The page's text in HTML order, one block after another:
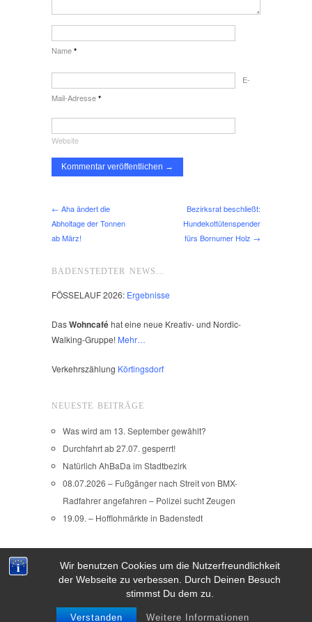
Wir benutzen Cookies um die Nutzerfreundlichkeit
der Webseite zu verbessen. Durch Deinen Besuch
stimmst Du dem zu.
Verstanden Weitere Informationen
Name *
E-
Mail-Adresse *
Website
← Aha ändert die
Abholtage der Tonnen
ab März!
Bezirksrat beschließt:
Hundekottütenspender
fürs Bornumer Holz →
BADENSTEDTER NEWS…
FÖSSELAUF 2026: Ergebnisse
DasWohncaféhat eine neue Kreativ- und Nordic-
Walking-Gruppe! Mehr…
Verkehrszählung Körtingsdorf
NEUESTE BEITRÄGE
Was wird am 13. September gewählt?
Durchfahrt ab 27.07. gesperrt!
Natürlich AhBaDa im Stadtbezirk
08.07.2026 – Fußgänger nach Streit von BMX-
Radfahrer angefahren – Polizei sucht Zeugen
19.09. – Hofflohmärkte in Badenstedt
Copyright © 2026